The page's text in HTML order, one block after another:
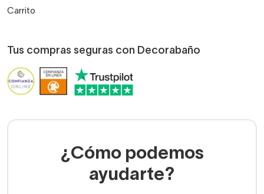
Carrito
Tus compras seguras con Decorabaño
¿Cómo podemos
ayudarte?